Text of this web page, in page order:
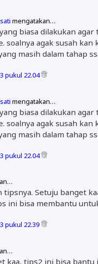
mengatakan…
biasa dilakukan agar
soalnya agak susah kan
masih dalam tahap
pukul 22.04
mengatakan…
biasa dilakukan agar
soalnya agak susah kan
masih dalam tahap
pukul 22.04
tipsnya. Setuju banget
ini bisa membantu
pukul 22.39
kaa, tips2 ini bisa bantu